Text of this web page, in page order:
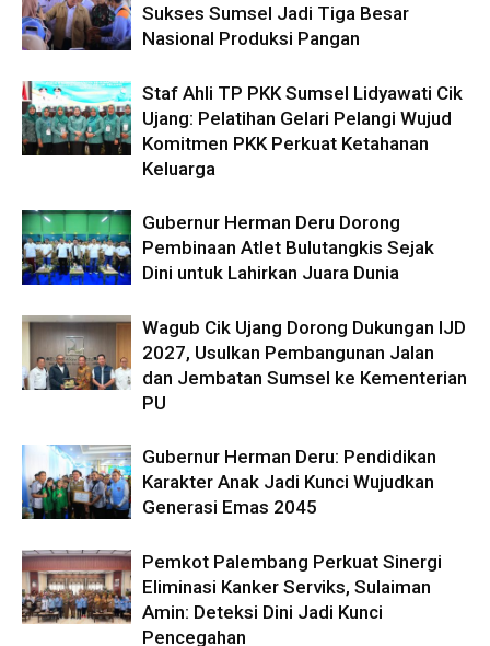
Sukses Sumsel Jadi Tiga Besar
Nasional Produksi Pangan
Staf Ahli TP PKK Sumsel Lidyawati Cik
Ujang: Pelatihan Gelari Pelangi Wujud
Komitmen PKK Perkuat Ketahanan
Keluarga
Gubernur Herman Deru Dorong
Pembinaan Atlet Bulutangkis Sejak
Dini untuk Lahirkan Juara Dunia
Wagub Cik Ujang Dorong Dukungan IJD
2027, Usulkan Pembangunan Jalan
dan Jembatan Sumsel ke Kementerian
PU
Gubernur Herman Deru: Pendidikan
Karakter Anak Jadi Kunci Wujudkan
Generasi Emas 2045
Pemkot Palembang Perkuat Sinergi
Eliminasi Kanker Serviks, Sulaiman
Amin: Deteksi Dini Jadi Kunci
Pencegahan